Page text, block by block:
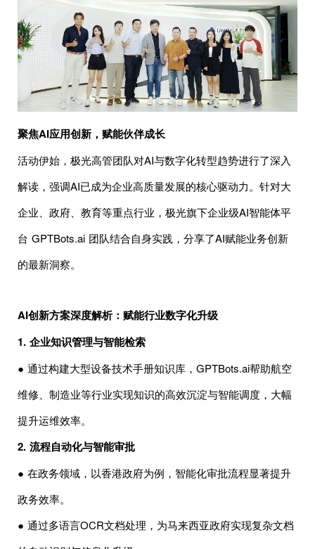
聚焦AI应用创新，赋能伙伴成长
活动伊始，极光高管团队对AI与数字化转型趋势进行了深入
解读，强调AI已成为企业高质量发展的核心驱动力。针对大
企业、政府、教育等重点行业，极光旗下企业级AI智能体平
台 GPTBots.ai 团队结合自身实践，分享了AI赋能业务创新
的最新洞察。
AI创新方案深度解析：赋能行业数字化升级
1. 企业知识管理与智能检索
● 通过构建大型设备技术手册知识库，GPTBots.ai帮助航空
维修、制造业等行业实现知识的高效沉淀与智能调度，大幅
提升运维效率。
2. 流程自动化与智能审批
● 在政务领域，以香港政府为例，智能化审批流程显著提升
政务效率。
● 通过多语言OCR文档处理，为马来西亚政府实现复杂文档